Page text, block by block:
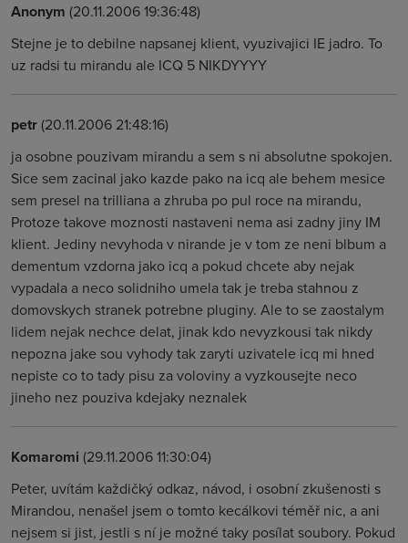
Anonym (20.11.2006 19:36:48)
Stejne je to debilne napsanej klient, vyuzivajici IE jadro. To
uz radsi tu mirandu ale ICQ 5 NIKDYYYY
petr(20.11.2006 21:48:16)
ja osobne pouzivam mirandu a sem s ni absolutne spokojen.
Sice sem zacinal jako kazde pako na icq ale behem mesice
sem presel na trilliana a zhruba po pul roce na mirandu,
Protoze takove moznosti nastaveni nema asi zadny jiny IM
klient. Jediny nevyhoda v nirande je v tom ze neni blbum a
dementum vzdorna jako icq a pokud chcete aby nejak
vypadala a neco solidniho umela tak je treba stahnou z
domovskych stranek potrebne pluginy. Ale to se zaostalym
lidem nejak nechce delat, jinak kdo nevyzkousi tak nikdy
nepozna jake sou vyhody tak zaryti uzivatele icq mi hned
nepiste co to tady pisu za voloviny a vyzkousejte neco
jineho nez pouziva kdejaky neznalek
Komaromi (29.11.2006 11:30:04)
Peter, uvítám každičký odkaz, návod, i osobní zkušenosti s
Mirandou, nenašel jsem o tomto kecálkovi téměř nic, a ani
nejsem si jist, jestli s ní je možné taky posílat soubory. Pokud